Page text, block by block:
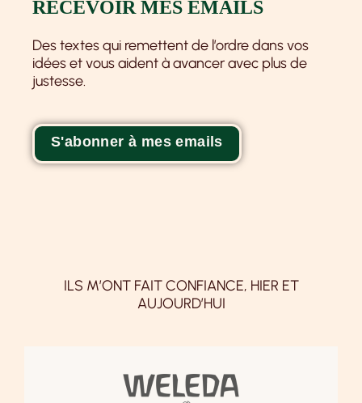
RECEVOIR MES EMAILS
Des textes qui remettent de l’ordre dans vos
idées et vous aident à avancer avec plus de
justesse.
S'abonner à mes emails
ILS M’ONT FAIT CONFIANCE, HIER ET
AUJOURD’HUI